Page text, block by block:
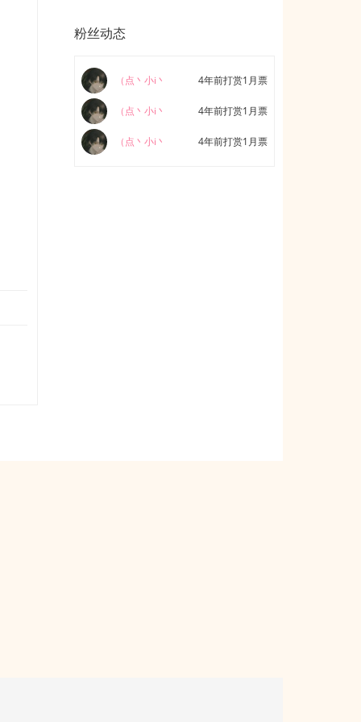
粉丝动态
（点丶小i丶 4年前打赏1月票
（点丶小i丶 4年前打赏1月票
（点丶小i丶 4年前打赏1月票